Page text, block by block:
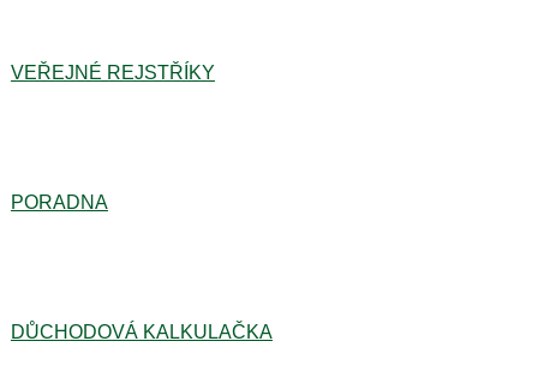
VEŘEJNÉ REJSTŘÍKY
PORADNA
DŮCHODOVÁ KALKULAČKA